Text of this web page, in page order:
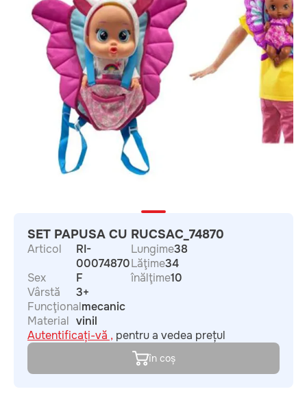
SET PAPUSA CU RUCSAC_74870
Articol
RI-
00074870
Sex
F
Vârstă
3+
Funcţionalmecanic
Material vinil
Lungime38
Lăţime34
înălţime10
Autentificați-vă , pentru a vedea prețul
în coș